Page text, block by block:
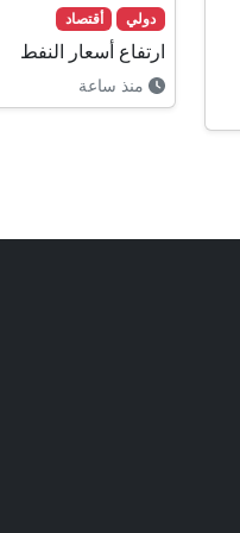
دولي أقتصاد
ارتفاع أسعار النفط
منذ ساعة